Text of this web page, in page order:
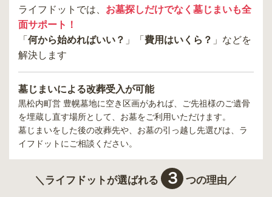
ライフドットでは、 お墓探しだけでなく墓じまいも全
面サポート！
「 何から始めればいい？ 」「 費用はいくら？ 」などを
解決します
墓じまいによる改葬受入が可能
黒松内町営 豊幌墓地に空き区画があれば、ご先祖様のご遺骨
を埋蔵し直す場所として、お墓をご利用いただけます。
墓じまいをした後の改葬先や、お墓の引っ越し先選びは、ラ
イフドットにご相談ください。
＼ライフドットが選ばれる ３ つの理由／